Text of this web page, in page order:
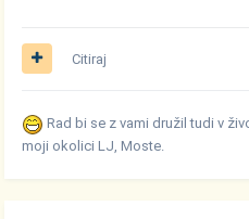
Citiraj
Rad bi se z vami družil tudi v
moji okolici LJ, Moste.